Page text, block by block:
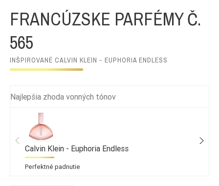
FRANCÚZSKE PARFÉMY Č.
565
INŠPIROVANÉ CALVIN KLEIN - EUPHORIA ENDLESS
Najlepšia zhoda vonných tónov
Calvin Klein - Euphoria Endless
Perfektné padnutie